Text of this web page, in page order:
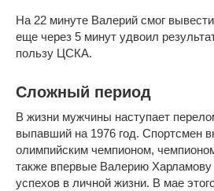
На 22 минуте Валерий смог
еще через 5 минут удвоил
пользу ЦСКА.
Сложный период
В жизни мужчины наступает
выпавший на 1976 год. Спортсмен
олимпийским чемпионом,
также впервые Валерию Харламову
успехов в личной жизни. В мае